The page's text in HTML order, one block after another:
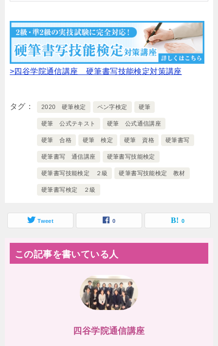
>四谷学院通信講座 硬筆書写技能検定対策講座
タグ 2020 硬筆検定 ペン字検定 硬筆
硬筆 公式テキスト 硬筆 公式通信講座
硬筆 合格 硬筆 検定 硬筆 資格 硬筆書写
硬筆書写 通信講座 硬筆書写技能検定
硬筆書写技能検定 ２級 硬筆書写技能検定 教材
硬筆書写検定 ２級
Tweet 0 0
この記事を書いている人
四谷学院通信講座